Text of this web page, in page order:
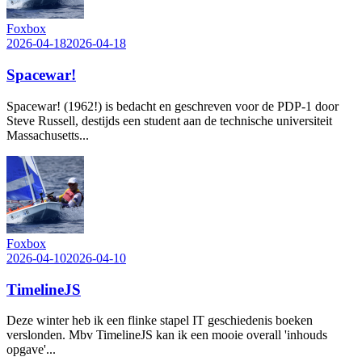
Foxbox
2026-04-182026-04-18
Spacewar!
Spacewar! (1962!) is bedacht en geschreven voor de PDP-1 door
Steve Russell, destijds een student aan de technische universiteit
Massachusetts...
Foxbox
2026-04-102026-04-10
TimelineJS
Deze winter heb ik een flinke stapel IT geschiedenis boeken
verslonden. Mbv TimelineJS kan ik een mooie overall 'inhouds
opgave'...